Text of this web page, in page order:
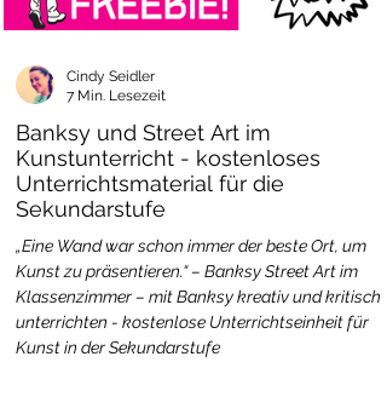
Banksy und Street Art im
Kunstunterricht - kostenloses
Unterrichtsmaterial für die
Sekundarstufe
„Eine Wand war schon immer der beste Ort, um
Kunst zu präsentieren.“ – Banksy Street Art im
Klassenzimmer – mit Banksy kreativ und kritisch
unterrichten - kostenlose Unterrichtseinheit für
Kunst in der Sekundarstufe
Cindy Seidler
7 Min. Lesezeit